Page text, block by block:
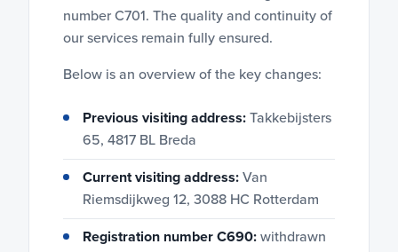
number C701. The quality and continuity of
our services remain fully ensured.
Below is an overview of the key changes:
Previous visiting address: Takkebijsters
65, 4817 BL Breda
Current visiting address: Van
Riemsdijkweg 12, 3088 HC Rotterdam
Registration number C690: withdrawn